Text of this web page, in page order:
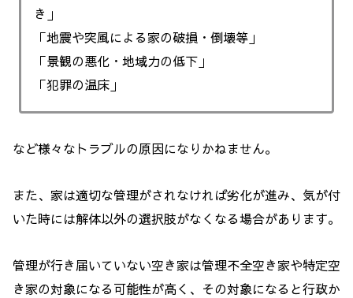
き」
「地震や突風による家の破損・倒壊等」
「景観の悪化・地域力の低下」
「犯罪の温床」
など様々なトラブルの原因になりかねません。
また、家は適切な管理がされなければ劣化が進み、気が付
いた時には解体以外の選択肢がなくなる場合があります。
管理が行き届いていない空き家は管理不全空き家や特定空
き家の対象になる可能性が高く、その対象になると行政か